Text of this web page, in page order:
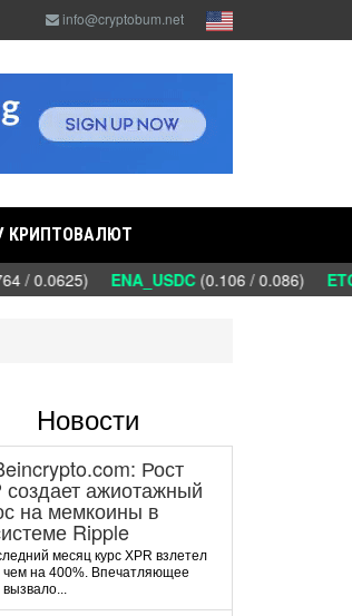
info@cryptobum.net
КРИПТОВАЛЮТ
/ 0.0625) ENA_USDC(0.106 / 0.086)
Новости
Рост
создает ажиотажный
на мемкоины в
Ripple
месяц курс XPR взлетел
чем на 400%. Впечатляющее